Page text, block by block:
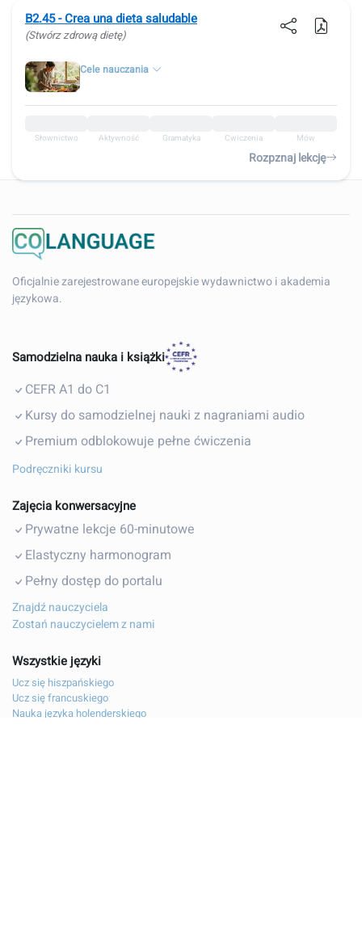
B2.45 - Crea una dieta saludable
(Stwórz zdrową dietę)
Cele nauczania
Słownictwo Aktywność Gramatyka Ćwiczenia Mów
Rozpznaj lekcję
Oficjalnie zarejestrowane europejskie wydawnictwo i akademia
językowa.
Samodzielna nauka i książki
CEFR A1 do C1
Kursy do samodzielnej nauki z nagraniami audio
Premium odblokowuje pełne ćwiczenia
Podręczniki kursu
Zajęcia konwersacyjne
Prywatne lekcje 60-minutowe
Elastyczny harmonogram
Pełny dostęp do portalu
Znajdź nauczyciela
Zostań nauczycielem z nami
Wszystkie języki
Ucz się hiszpańskiego
Ucz się francuskiego
Nauka języka holenderskiego